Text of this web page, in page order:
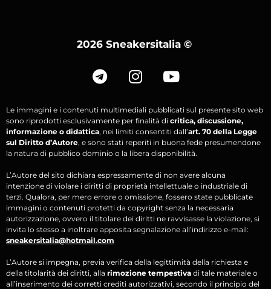
2026 Sneakersitalia ©
Le immagini e i contenuti multimediali pubblicati sul presente sito web
sono riprodotti esclusivamente per finalità di critica, discussione,
informazione o didattica, nei limiti consentiti dall’art. 70 della Legge
sul Diritto d’Autore, e sono stati reperiti in buona fede presumendone
la natura di pubblico dominio o la libera disponibilità.
L’Autore del sito dichiara espressamente di non avere alcuna
intenzione di violare i diritti di proprietà intellettuale o industriale di
terzi. Qualora, per mero errore o omissione, fossero state pubblicate
immagini o contenuti protetti da copyright senza la necessaria
autorizzazione, ovvero il titolare dei diritti ne ravvisasse la violazione, si
invita lo stesso a inoltrare apposita segnalazione all’indirizzo e-mail:
sneakersitalia@hotmail.com
L’Autore si impegna, previa verifica della legittimità della richiesta e
della titolarità dei diritti, alla rimozione tempestiva di tale materiale o
all’inserimento dei corretti crediti autorizzativi, secondo il principio del